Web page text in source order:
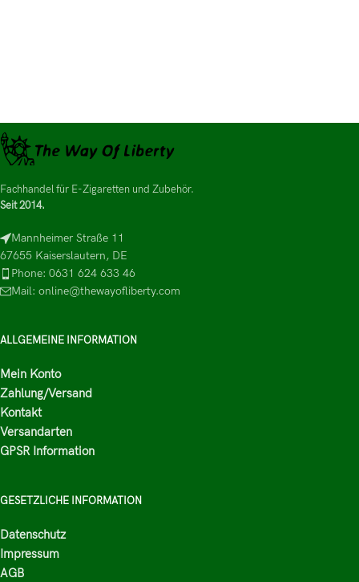
Fachhandel für E-Zigaretten und Zubehör.
Seit 2014.
Mannheimer Straße 11
67655 Kaiserslautern, DE
Phone: 0631 624 633 46
Mail: online@thewayofliberty.com
ALLGEMEINE INFORMATION
Mein Konto
Zahlung/Versand
Kontakt
Versandarten
GPSR Information
GESETZLICHE INFORMATION
Datenschutz
Impressum
AGB